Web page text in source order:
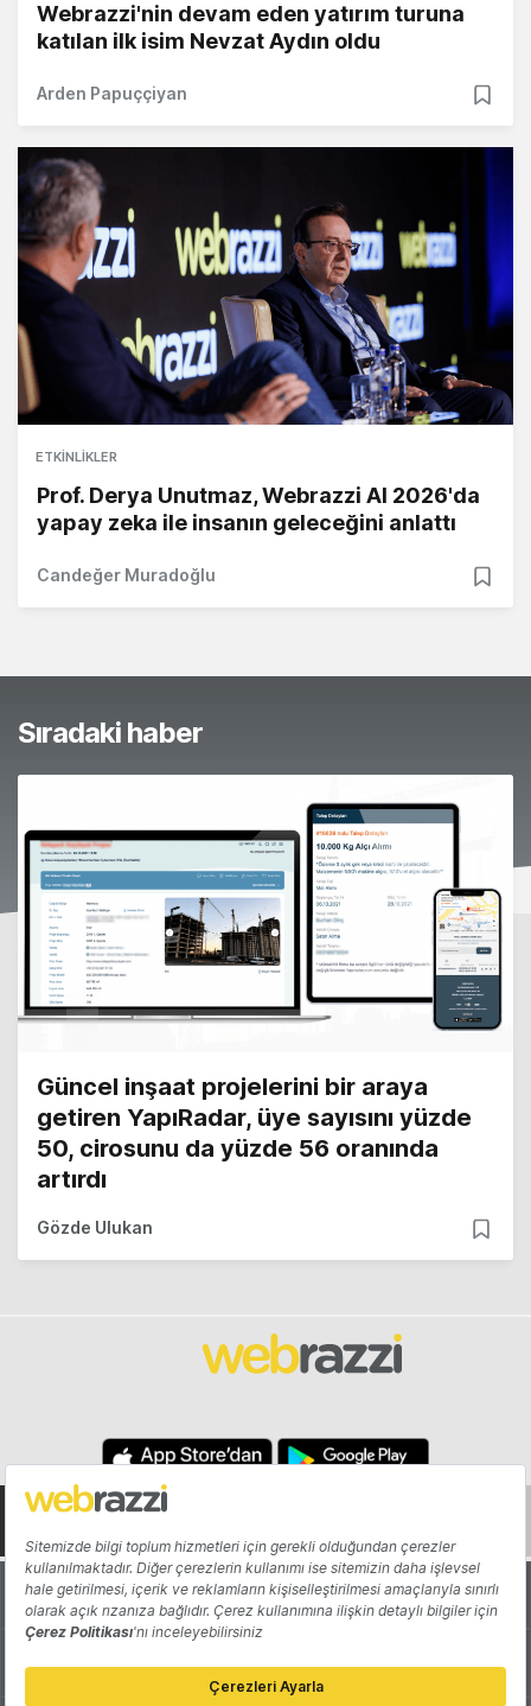
Webrazzi'nin devam eden yatırım turuna
katılan ilk isim Nevzat Aydın oldu
Arden Papuççiyan
ETKINLIKLER
Prof. Derya Unutmaz, Webrazzi AI 2026'da
yapay zeka ile insanın geleceğini anlattı
Candeğer Muradoğlu
Sıradaki haber
Güncel inşaat projelerini bir araya
getiren YapıRadar, üye sayısını yüzde
50, cirosunu da yüzde 56 oranında
artırdı
Gözde Ulukan
Hakkında Yazarlar
Katkıda Bulun Reklam